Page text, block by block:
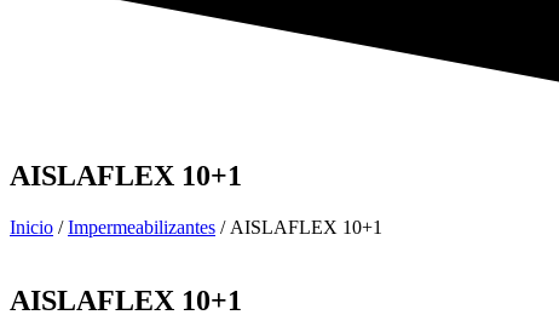
AISLAFLEX 10+1
Inicio /Impermeabilizantes / AISLAFLEX 10+1
AISLAFLEX 10+1